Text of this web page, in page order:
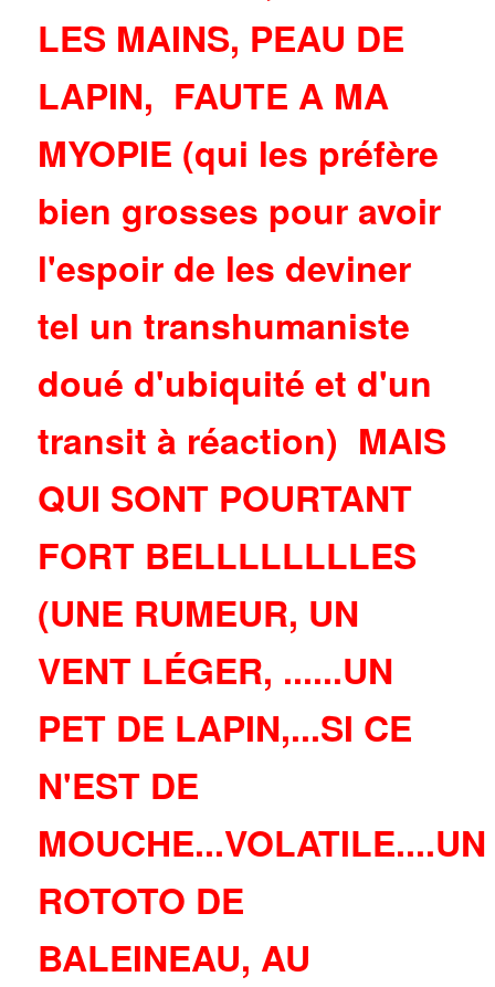
LES MAINS, PEAU DE
LAPIN, FAUTE A MA
MYOPIE (qui les préfère
bien grosses pour avoir
l'espoir de les deviner
tel un transhumaniste
doué d'ubiquité et d'un
transit à réaction) MAIS
QUI SONT POURTANT
FORT BELLLLLLLLES
(UNE RUMEUR, UN
VENT LÉGER, ......UN
PET DE LAPIN,...SI CE
N'EST DE
MOUCHE...VOLATILE....UN
ROTOTO DE
BALEINEAU, AU